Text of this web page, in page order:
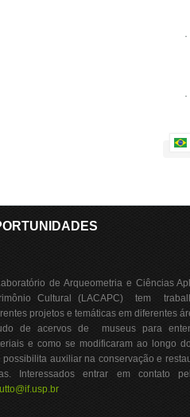
·
·
de Arqueometria e Ciências
Cultural (LACAPC) tem
projetos e temáticas em diferentes
de acervos de museus para
e como se modificaram ao longo
possibilita auxiliar na conservação e
Interessados entrar em contato